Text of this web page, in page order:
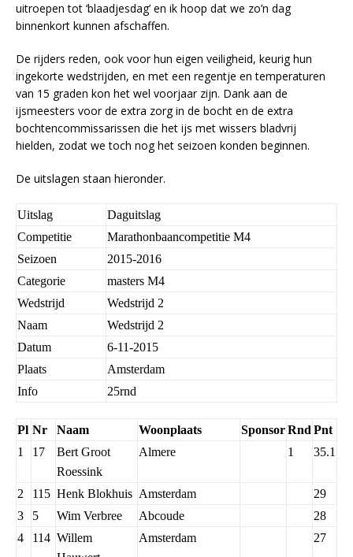
uitroepen tot ‘blaadjesdag’ en ik hoop dat we zo’n dag
binnenkort kunnen afschaffen.
De rijders reden, ook voor hun eigen veiligheid, keurig hun
ingekorte wedstrijden, en met een regentje en temperaturen
van 15 graden kon het wel voorjaar zijn. Dank aan de
ijsmeesters voor de extra zorg in de bocht en de extra
bochtencommissarissen die het ijs met wissers bladvrij
hielden, zodat we toch nog het seizoen konden beginnen.
De uitslagen staan hieronder.
Uitslag
Daguitslag
Competitie
Marathonbaancompetitie M4
Seizoen
2015-2016
Categorie
masters M4
Wedstrijd
Wedstrijd 2
Naam
Wedstrijd 2
Datum
6-11-2015
Plaats
Amsterdam
Info
25rnd
Pl Nr Naam Woonplaats SponsorRnd Pnt
1
17
Bert Groot
Roessink
Almere 1 35.1
2 115 Henk Blokhuis Amsterdam
29
3
5 Wim Verbree Abcoude
28
4
114 Willem
Amsterdam 27